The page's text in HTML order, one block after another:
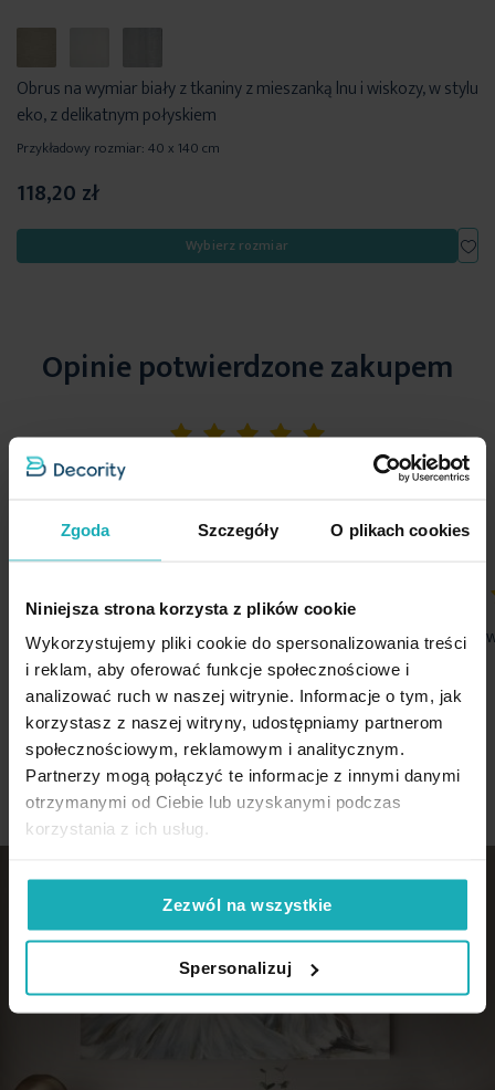
Zgoda Szczegóły O plikach cookies
Niniejsza strona korzysta z plików cookie
Wykorzystujemy pliki cookie do spersonalizowania treści
i reklam, aby oferować funkcje społecznościowe i
analizować ruch w naszej witrynie. Informacje o tym, jak
korzystasz z naszej witryny, udostępniamy partnerom
społecznościowym, reklamowym i analitycznym.
Partnerzy mogą połączyć te informacje z innymi danymi
otrzymanymi od Ciebie lub uzyskanymi podczas
korzystania z ich usług.
Zezwól na wszystkie
Spersonalizuj
Obrus na wymiar biały z tkaniny z mieszanką lnu i wiskozy, w stylu
eko, z delikatnym połyskiem
Przykładowy rozmiar: 40 x 140 cm
118,20 zł
Wybierz rozmiar
Opinie potwierdzone zakupem
Na podstawie 1220 opinii. Zobacz niektóre opinie tutaj.
60%
dlugo czekalam na przesylke ktora nie jest
taka jak zamowilam tzn dlugosc miala byc
skrocona do 240
06-08-2026
Dodatkowe
05-08-2026